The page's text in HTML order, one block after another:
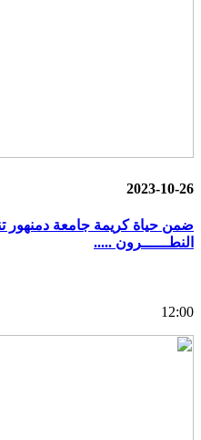
2023-10-26
ضمن حياة كريمة جامعة دمنهور
النطــــــرون .....
12:00